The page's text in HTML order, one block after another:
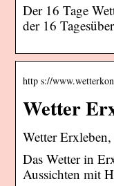
Der 16 Tage
der 16
http s://
Wetter
Wetter
Das Wetter in
Aussichten mit